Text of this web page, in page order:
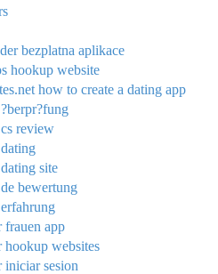
bezplatna aplikace
hookup website
how to create a dating app
review
site
bewertung
app
websites
sesion